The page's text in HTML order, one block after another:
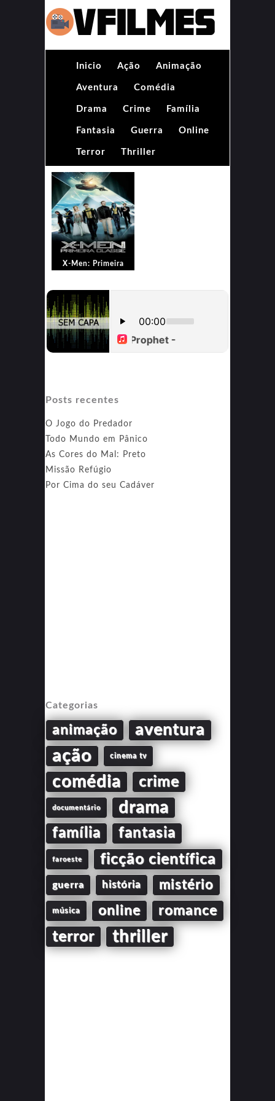
Inicio Ação Animação
Aventura Comédia
Drama Crime Família
Fantasia Guerra Online
Terror Thriller
X-Men: Primeira
Posts recentes
O Jogo do Predador
Todo Mundo em Pânico
As Cores do Mal: Preto
Missão Refúgio
Por Cima do seu Cadáver
Categorias
animação aventura
ação cinema tv
comédia crime
documentário drama
família fantasia
faroeste ficção científica
guerra história mistério
música online romance
terror thriller